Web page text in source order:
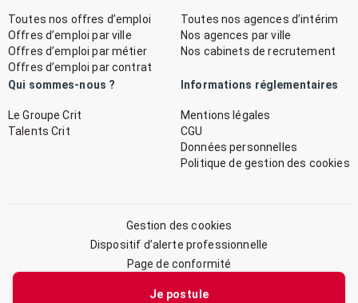
Je postule
Toutes nos offres d’emploi
Offres d’emploi par ville
Offres d’emploi par métier
Offres d’emploi par contrat
Toutes nos agences d’intérim
Nos agences par ville
Nos cabinets de recrutement
Qui sommes-nous ?
Le Groupe Crit
Talents Crit
Informations réglementaires
Mentions légales
CGU
Données personnelles
Politique de gestion des cookies
Gestion des cookies
Dispositif d’alerte professionnelle
Page de conformité